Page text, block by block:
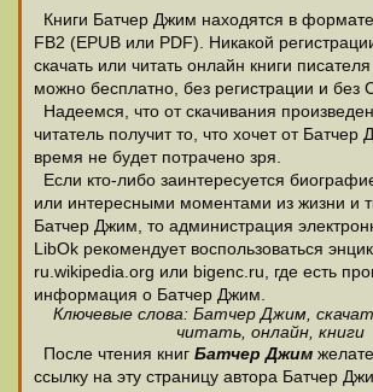
Книги Батчер Джим находятся в
FB2 (EPUB или PDF). Никакой
скачать или читать онлайн книги
можно бесплатно, без регистрации и без
Надеемся, что от скачивания
читатель получит то, что хочет от Батчер
время не будет потрачено зря.
Если кто-либо заинтересуется
или интересными моментами из жизни и
Батчер Джим, то администрация
LibOk рекомендует воспользоваться
ru.wikipedia.org или bigenc.ru, где есть
информация о Батчер Джим.
Ключевые слова: Батчер Джим,
читать, онлайн, книги
После чтения книг Батчер Джим
ссылку на эту страницу автора Батчер